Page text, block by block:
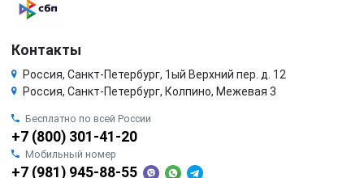
Контакты
Россия, Санкт-Петербург, 1ый Верхний пер. д. 12
Россия, Санкт-Петербург, Колпино, Межевая 3
Бесплатно по всей России
+7 (800) 301-41-20
Мобильный номер
+7 (981) 945-88-55